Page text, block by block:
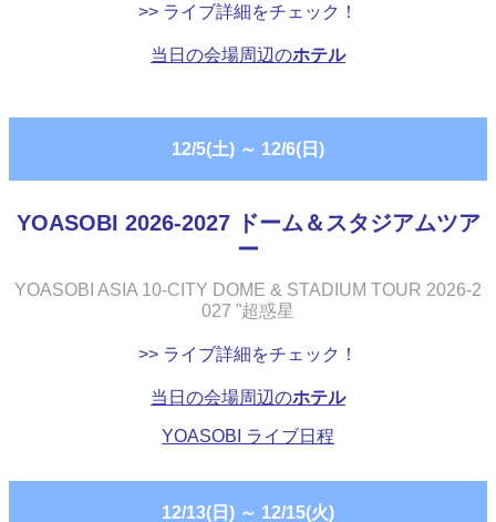
>> ライブ詳細をチェック！
当日の会場周辺のホテル
12/5(土) ～ 12/6(日)
YOASOBI 2026-2027 ドーム＆スタジアムツア
ー
YOASOBI ASIA 10-CITY DOME & STADIUM TOUR 2026-2
027 ”超惑星
>> ライブ詳細をチェック！
当日の会場周辺のホテル
YOASOBI ライブ日程
12/13(日) ～ 12/15(火)